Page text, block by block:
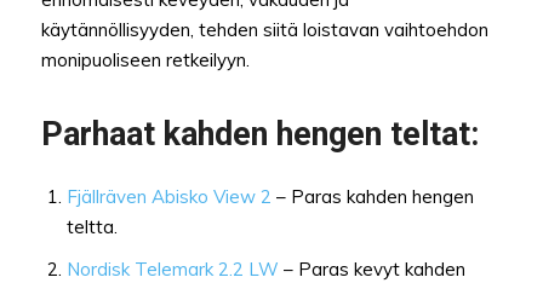
käytännöllisyyden, tehden siitä loistavan vaihtoehdon
monipuoliseen retkeilyyn.
Parhaat kahden hengen teltat:
Fjällräven Abisko View 2 – Paras kahden hengen
teltta.
Nordisk Telemark 2.2 LW – Paras kevyt kahden